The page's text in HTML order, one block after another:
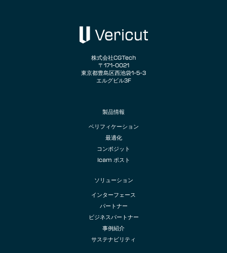
株式会社CGTech
〒171-0021
東京都豊島区西池袋1-5-3
エルグビル3F
製品情報
ベリフィケーション
最適化
コンポジット
Icam ポスト
ソリューション
インターフェース
パートナー
ビジネスパートナー
事例紹介
サステナビリティ